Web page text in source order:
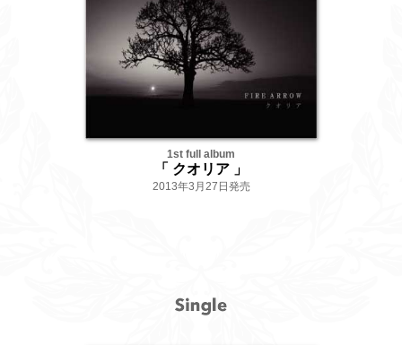
1st full album
「 クオリア 」
2013年3月27日発売